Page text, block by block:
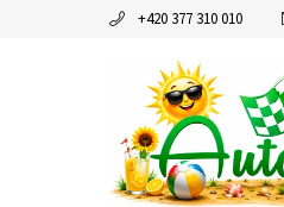
+420 377 310 010